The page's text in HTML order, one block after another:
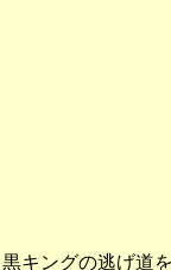
ングの逃げ道を